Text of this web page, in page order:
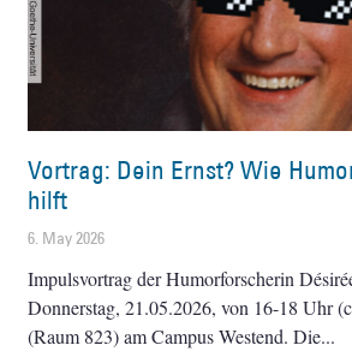
Vortrag: Dein Ernst? Wie
hilft
6. May 2026
Impulsvortrag der Humorforscherin
Donnerstag, 21.05.2026, von 16-18 Uhr
(Raum 823) am Campus Westend. Die